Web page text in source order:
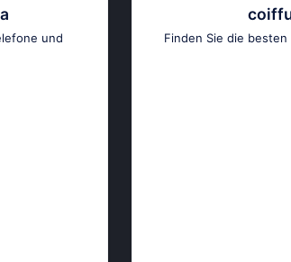
und
Finden Sie die